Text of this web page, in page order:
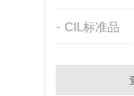
CIL标准品